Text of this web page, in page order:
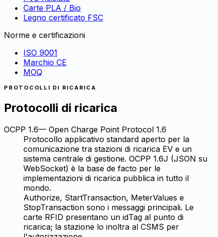
Carte PLA / Bio
Legno certificato FSC
Norme e certificazioni
ISO 9001
Marchio CE
MOQ
PROTOCOLLI DI RICARICA
Protocolli di ricarica
OCPP 1.6— Open Charge Point Protocol 1.6
Protocollo applicativo standard aperto per la
comunicazione tra stazioni di ricarica EV e un
sistema centrale di gestione. OCPP 1.6J (JSON su
WebSocket) è la base de facto per le
implementazioni di ricarica pubblica in tutto il
mondo.
Authorize, StartTransaction, MeterValues e
StopTransaction sono i messaggi principali. Le
carte RFID presentano un idTag al punto di
ricarica; la stazione lo inoltra al CSMS per